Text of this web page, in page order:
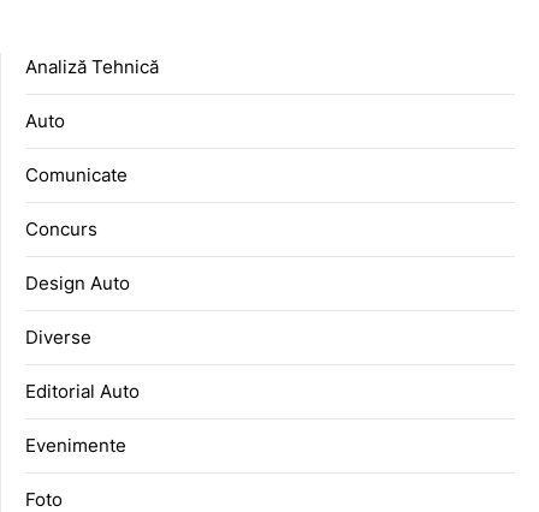
Analiză Tehnică
Auto
Comunicate
Concurs
Design Auto
Diverse
Editorial Auto
Evenimente
Foto